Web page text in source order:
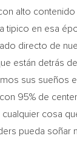
alto
tipico en esa
directo de
están detrás
sus sueños
95% de
cosa
pueda soñar